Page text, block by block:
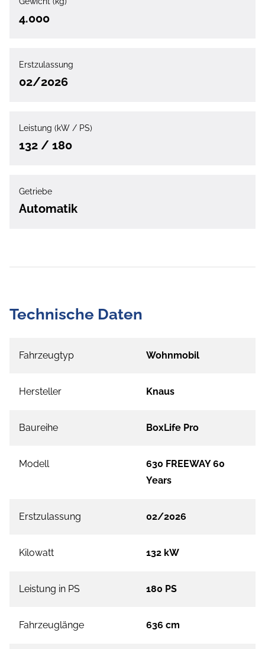
4.000
Erstzulassung
02/2026
Leistung (kW / PS)
132 / 180
Getriebe
Automatik
Technische Daten
Fahrzeugtyp Wohnmobil
Hersteller Knaus
Baureihe BoxLife Pro
Modell
630 FREEWAY 60
Years
Erstzulassung 02/2026
Kilowatt 132 kW
Leistung in PS 180 PS
Fahrzeuglänge 636 cm